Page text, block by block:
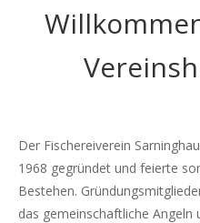
Der Fischereiverein
1968 gegründet und feierte
Bestehen.
das gemeinschaftliche Angeln